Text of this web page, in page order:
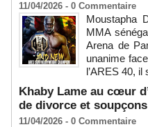
11/04/2026 - 0 Commentaire
Moustapha
MMA
Arena de
unanime
l’ARES 40, il
Khaby Lame au cœur
de divorce et
11/04/2026 - 0 Commentaire